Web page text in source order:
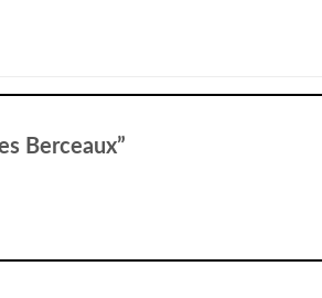
Berceaux”